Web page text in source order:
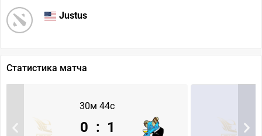
Justus
Статистика матча
30м 44с
0 : 1